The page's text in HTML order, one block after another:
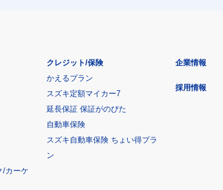
/カーケ
クレジット/保険
かえるプラン
スズキ定額マイカー7
延長保証 保証がのびた
自動車保険
スズキ自動車保険 ちょい得プラ
ン
企業情報
採用情報